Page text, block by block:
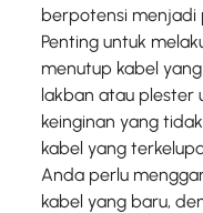
berpotensi menjadi
Penting untuk
menutup kabel
lakban atau plester
keinginan yang
kabel yang
Anda perlu
kabel yang baru,